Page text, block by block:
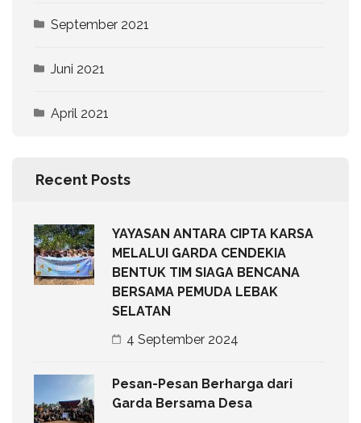
September 2021
Juni 2021
April 2021
Recent Posts
YAYASAN ANTARA CIPTA KARSA
MELALUI GARDA CENDEKIA
BENTUK TIM SIAGA BENCANA
BERSAMA PEMUDA LEBAK
SELATAN
4 September 2024
Pesan-Pesan Berharga dari
Garda Bersama Desa